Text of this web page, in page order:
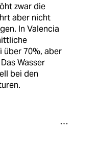
zwar die
aber nicht
In Valencia
70%, aber
Wasser
bei den